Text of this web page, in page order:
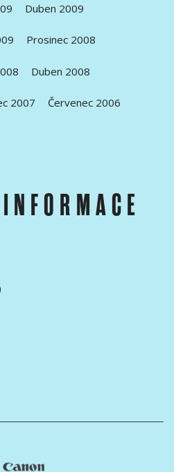
Duben 2009
Prosinec 2008
Duben 2008
2007 Červenec 2006